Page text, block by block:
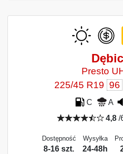
Presto
225/45 R19 96
C A
4,8/
Dostępność
8-16 szt.
Wysyłka
24-48h